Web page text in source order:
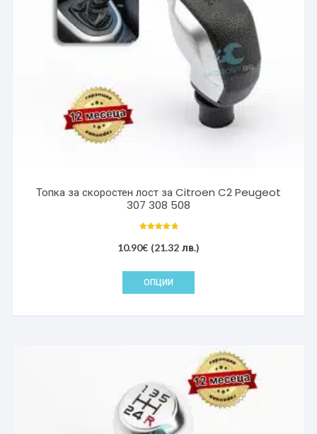
be
chosen
on
the
product
page
Топка за скоростен лост за Citroen C2 Peugeot
307 308 508
5.00
от 5
10.90€ (21.32 лв.)
ОПЦИИ
This
The
options
may
be